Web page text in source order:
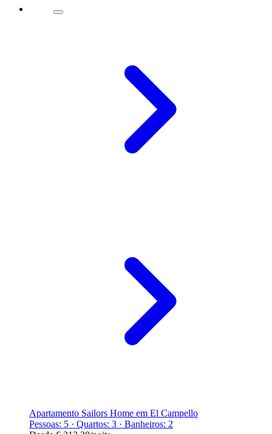
Apartamento Sailors Home em El Campello
Pessoas: 5 · Quartos: 3 · Banheiros: 2